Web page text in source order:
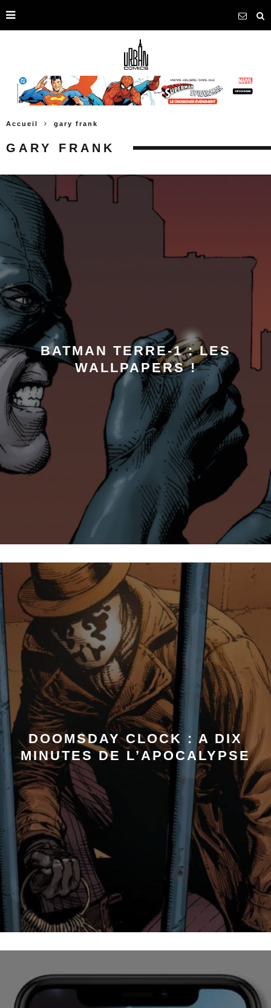
Accueil gary frank
GARY FRANK
BATMAN TERRE-1 : LES
WALLPAPERS !
DOOMSDAY CLOCK : A DIX
MINUTES DE L’APOCALYPSE